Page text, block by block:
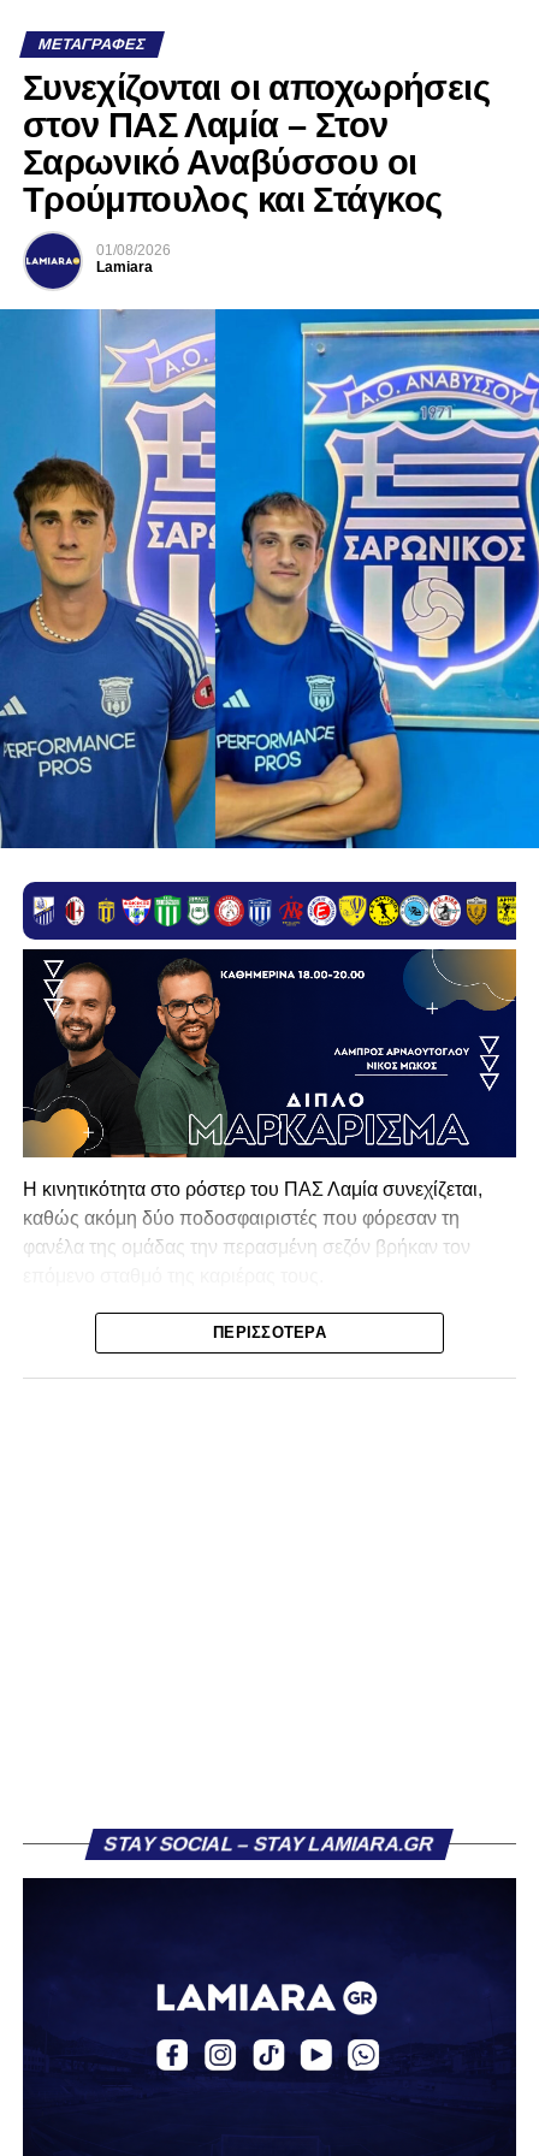
ΜΕΤΑΓΡΑΦΈΣ
Συνεχίζονται οι αποχωρήσεις
στον ΠΑΣ Λαμία – Στον
Σαρωνικό Αναβύσσου οι
Τρούμπουλος και Στάγκος
01/08/2026
Lamiara
Η κινητικότητα στο ρόστερ του ΠΑΣ Λαμία συνεχίζεται,
καθώς ακόμη δύο ποδοσφαιριστές που φόρεσαν τη
φανέλα της ομάδας την περασμένη σεζόν βρήκαν τον
Ο λόγος για τον Βασίλη Τρούμπουλο και τον Χρυσόστομο
Στάγκο, οι οποίοι θα συνεχίσουν μαζί την ποδοσφαιρική
«Ο Α.Ο. Σαρωνικός Αναβύσσου ανακοινώνει την
περσινή σεζόν πραγματοποίησε γεμάτη χρονιά στη Γ’
Στο παρελθόν αγωνίστηκε στην ΑΕΚ Β’, με την οποία
κατέγραψε 10 συμμετοχές στη Super League 2, καθώς
επίσης σε Εθνικό και Ζάκυνθο. Ξεκίνησε την καριέρα του
ΠΕΡΙΣΣΌΤΕΡΑ
STAY SOCIAL – STAY LAMIARA.GR